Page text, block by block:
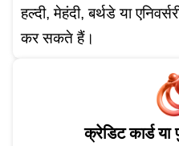
हल्दी, मेहंदी, बर्थडे या
कर सकते हैं।
क्रेडिट कार्ड या